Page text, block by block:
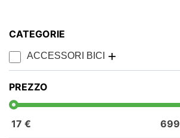
CATEGORIE
ACCESSORI BICI
PREZZO
17 € 699